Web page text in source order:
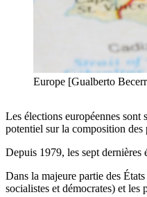
Europe [Gualberto
Les élections européennes
potentiel sur la composition des
Depuis 1979, les sept dernières
Dans la majeure partie des
socialistes et démocrates) et